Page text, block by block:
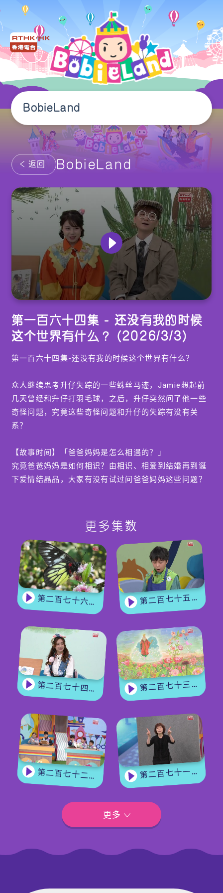
BobieLand
返回 BobieLand
of
15
minutes,
7
第一百六十四集 - 还没有我的时候
这个世界有什么？ (2026/3/3)
第一百六十四集-还没有我的时候这个世界有什么？
众人继续思考升仔失踪的一些蛛丝马迹，Jamie想起前
几天曾经和升仔打羽毛球，之后，升仔突然问了他一些
奇怪问题，究竟这些奇怪问题和升仔的失踪有没有关
系？
【故事时间】「爸爸妈妈是怎么相遇的？」
究竟爸爸妈妈是如何相识？由相识、相爱到结婚再到诞
下爱情结晶品，大家有没有试过问爸爸妈妈这些问题？
事的主角仍然是菲菲，菲菲有着一般小孩的特质，对世
上的事物好奇，也很想知道爸爸妈妈的相识，原来缘于
一场意外呢！
【冷知识】儿童权利
Wheel 仔一边做功课一边抱怨功课太多，令他享受不
到「玩」的权利，而花喱碌就认为可以学习和求知识也
是小朋友的一种权利，甚至是「福利」，两位在你一言
我一语，终于明白了儿童权利的重要性。
编导：郭炜琳
更多集数
第二百七十六集 - 【嘉宾来了】 蝴蝶专家 第二百七十五集 - 【手作Easy Job】 盆栽磨菇 【Yummy Time】仲夏蝴蝶粉
第二百七十四集 - 《花神的奖励》下集 第二百七十三集 - 《花神的奖励》上集
第二百七十二集 - 【玩转星期五】眼力大挑战 第二百七十一集 - 【嘉宾来了】用手语唱歌
更多